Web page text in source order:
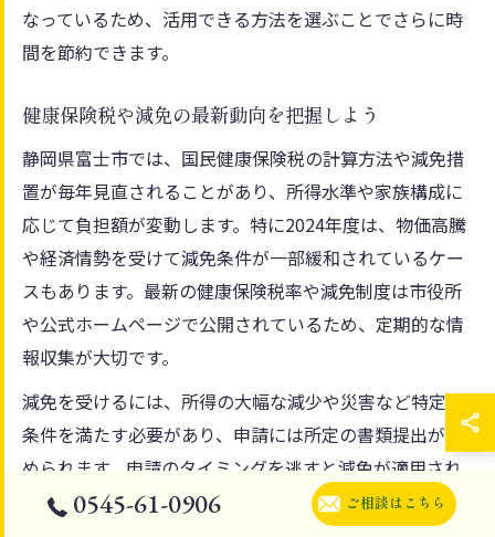
なっているため、活用できる方法を選ぶことでさらに時
間を節約できます。
健康保険税や減免の最新動向を把握しよう
静岡県富士市では、国民健康保険税の計算方法や減免措
置が毎年見直されることがあり、所得水準や家族構成に
応じて負担額が変動します。特に2024年度は、物価高騰
や経済情勢を受けて減免条件が一部緩和されているケー
スもあります。最新の健康保険税率や減免制度は市役所
や公式ホームページで公開されているため、定期的な情
報収集が大切です。
減免を受けるには、所得の大幅な減少や災害など特定の
条件を満たす必要があり、申請には所定の書類提出が求
められます。申請のタイミングを逃すと減免が適用され
ない場合もあるため、早めの行動が重要です。毎年の通
0545-61-0906 ご相談はこちら